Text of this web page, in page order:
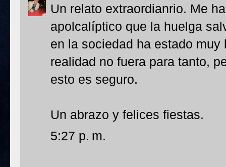
Un relato extraordianrio. Me
apolcalíptico que la huelga
en la sociedad ha estado muy
realidad no fuera para tanto,
esto es seguro.
Un abrazo y felices fiestas.
5:27 p. m.